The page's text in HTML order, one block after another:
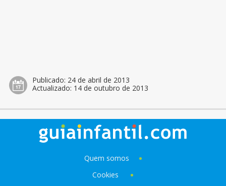
Publicado: 24 de abril de 2013
Actualizado: 14 de outubro de 2013
Quem somos
Cookies